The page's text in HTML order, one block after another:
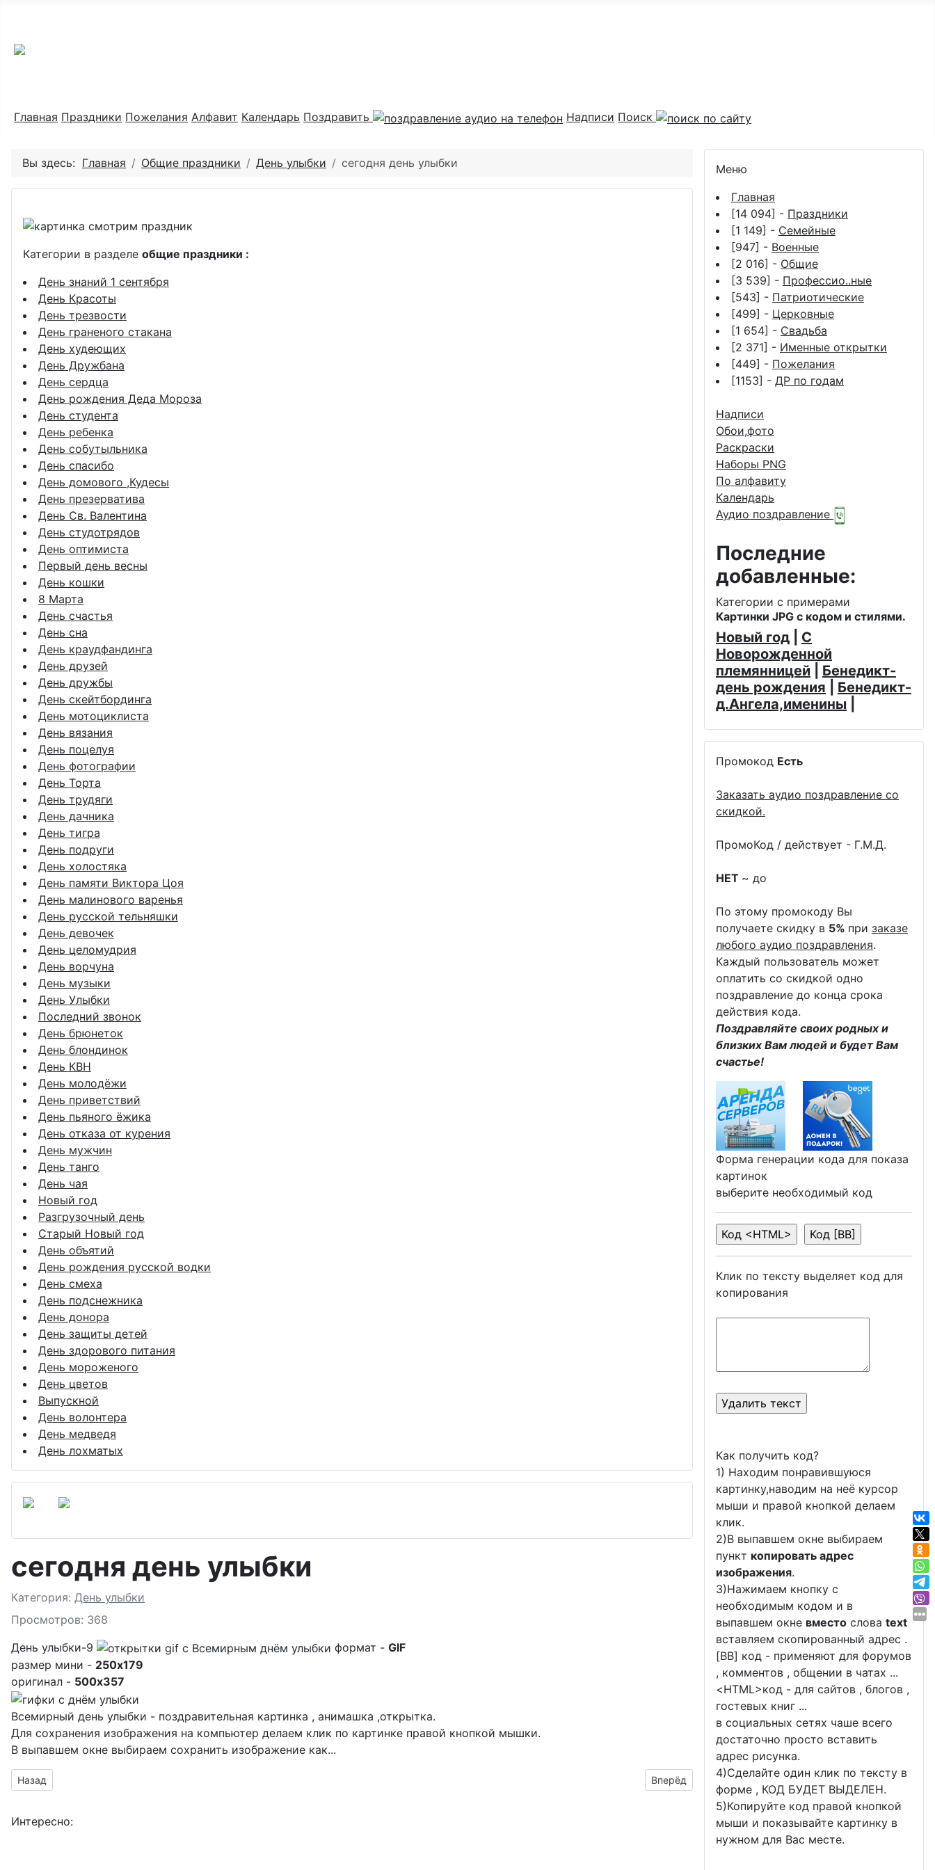
Главная Праздники Пожелания Алфавит Календарь Поздравить Надписи Поиск
Вы здесь: Главная Общие праздники День улыбки сегодня день улыбки
Категории в разделе общие праздники :
День знаний 1 сентября
День Красоты
День трезвости
День граненого стакана
День худеющих
День Дружбана
День сердца
День рождения Деда Мороза
День студента
День ребенка
День собутыльника
День спасибо
День домового ,Кудесы
День презерватива
День Св. Валентина
День студотрядов
День оптимиста
Первый день весны
День кошки
8 Марта
День счастья
День сна
День краудфандинга
День друзей
День дружбы
День скейтбординга
День мотоциклиста
День вязания
День поцелуя
День фотографии
День Торта
День трудяги
День дачника
День тигра
День подруги
День холостяка
День памяти Виктора Цоя
День малинового варенья
День русской тельняшки
День девочек
День целомудрия
День ворчуна
День музыки
День Улыбки
Последний звонок
День брюнеток
День блондинок
День КВН
День молодёжи
День приветствий
День пьяного ёжика
День отказа от курения
День мужчин
День танго
День чая
Новый год
Разгрузочный день
Старый Новый год
День объятий
День рождения русской водки
День смеха
День подснежника
День донора
День защиты детей
День здорового питания
День мороженого
День цветов
Выпускной
День волонтера
День медведя
День лохматых
сегодня день улыбки
Подробности
Категория: День улыбки
Просмотров: 368
День улыбки-9
формат - GIF
размер мини - 250x179
оригинал - 500x357
Всемирный день улыбки - поздравительная картинка , анимашка ,открытка.
Для сохранения изображения на компьютер делаем клик по картинке правой кнопкой мышки.
В выпавшем окне выбираем сохранить изображение как...
Предыдущий материал: картинки улыбка
Назад Следующий материал: картинки с клоуном
Вперёд
Интересно:
Меню
Главная
[14 094] - Праздники
[1 149] - Семейные
[947] - Военные
[2 016] - Общие
[3 539] - Профессио..ные
[543] - Патриотические
[499] - Церковные
[1 654] - Свадьба
[2 371] - Именные открытки
[449] - Пожелания
[1153] - ДР по годам
Надписи
Обои,фото
Раскраски
Наборы PNG
По алфавиту
Календарь
Аудио поздравление
Последние
добавленные:
Категории с примерами
Картинки JPG с кодом и стилями.
Новый год
С
Новорожденной
племянницей
Бенедикт-
день рождения
Бенедикт-
д.Ангела,именины
Промокод Есть
Заказать аудио поздравление со
скидкой.
ПромоКод / действует - Г.М.Д.
НЕТ ~ до
По этому промокоду Вы
получаете скидку в 5% при заказе
любого аудио поздравления.
Каждый пользователь может
оплатить со скидкой одно
поздравление до конца срока
действия кода.
Поздравляйте своих родных и
близких Вам людей и будет Вам
счастье!
Форма генерации кода для показа
картинок
выберите необходимый код
Клик по тексту выделяет код для
копирования
Как получить код?
1) Находим понравившуюся
картинку,наводим на неё курсор
мыши и правой кнопкой делаем
клик.
2)В выпавшем окне выбираем
пункт копировать адрес
изображения.
3)Нажимаем кнопку с
необходимым кодом и в
выпавшем окне вместо слова text
вставляем скопированный адрес .
[BB] код - применяют для форумов
, комментов , общении в чатах ...
<HTML>код - для сайтов , блогов ,
гостевых книг ...
в социальных сетях чаше всего
достаточно просто вставить
адрес рисунка.
4)Сделайте один клик по тексту в
форме , КОД БУДЕТ ВЫДЕЛЕН.
5)Копируйте код правой кнопкой
мыши и показывайте картинку в
нужном для Вас месте.